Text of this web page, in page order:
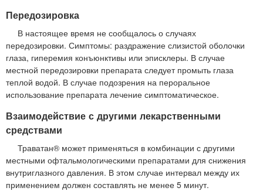
Передозировка
В настоящее время не сообщалось о случаях
передозировки. Симптомы: раздражение слизистой оболочки
глаза, гиперемия конъюнктивы или эписклеры. В случае
местной передозировки препарата следует промыть глаза
теплой водой. В случае подозрения на пероральное
использование препарата лечение симптоматическое.
Взаимодействие с другими лекарственными
средствами
Траватан® может применяться в комбинации с другими
местными офтальмологическими препаратами для снижения
внутриглазного давления. В этом случае интервал между их
применением должен составлять не менее 5 минут.